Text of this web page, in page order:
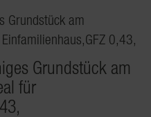
Grundstück am
für